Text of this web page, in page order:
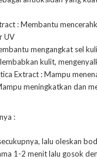
: Membantu
UV
mengangkat sel
kulit,
Extract : Mampu
meningkatkan dan
:
lalu oleskan
1-2 menit lalu gosok